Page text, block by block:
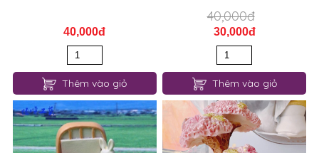
40,000đ
Thêm vào giỏ
40,000đ
30,000đ
Thêm vào giỏ